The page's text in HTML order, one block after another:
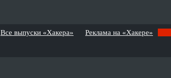
Все выпуски «Хакера» Реклама на «Хакере»